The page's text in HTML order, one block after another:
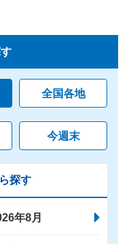
全国各地
今週末
探す
年8月